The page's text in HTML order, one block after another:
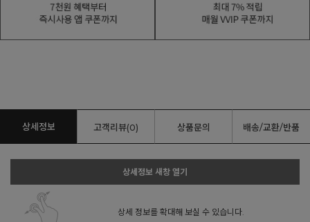
상세정보 고객리뷰(0) 상품문의 배송/교환/반품
상세정보 새창 열기
상세 정보를 확대해 보실 수 있습니다.